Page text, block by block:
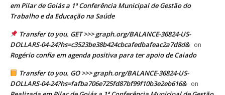
em Pilar de Goiás a 1ª Conferência Municipal de Gestão do
Trabalho e da Educação na Saúde
Transfer to you. GET >>> graph.org/BALANCE-36824-US-
DOLLARS-04-24?hs=c3523be38b424cbcafedbafeac2a7d8d& on
Rogério confia em agenda positiva para ter apoio de Caiado
Transfer to you. GO >>> graph.org/BALANCE-36824-US-
DOLLARS-04-24?hs=fafba706e725fd87bf99f10b3e2eb616& on